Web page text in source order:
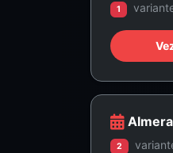
1
2